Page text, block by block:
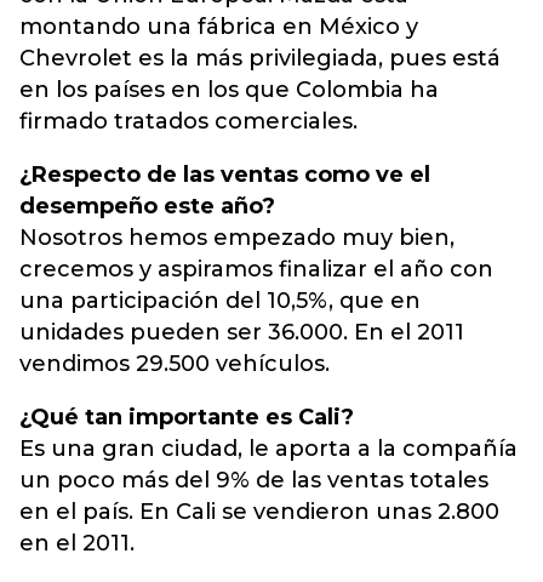
montando una fábrica en México y
Chevrolet es la más privilegiada, pues está
en los países en los que Colombia ha
firmado tratados comerciales.
¿Respecto de las ventas como ve el
desempeño este año?
Nosotros hemos empezado muy bien,
crecemos y aspiramos finalizar el año con
una participación del 10,5%, que en
unidades pueden ser 36.000. En el 2011
vendimos 29.500 vehículos.
¿Qué tan importante es Cali?
Es una gran ciudad, le aporta a la compañía
un poco más del 9% de las ventas totales
en el país. En Cali se vendieron unas 2.800
en el 2011.